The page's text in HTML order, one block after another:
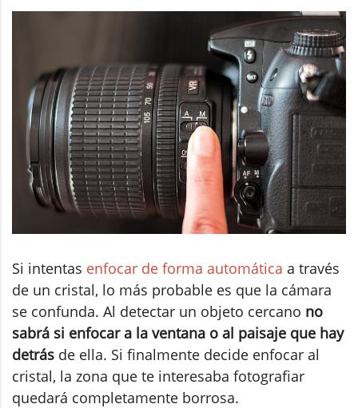
Si intentas enfocar de forma automática a través
de un cristal, lo más probable es que la cámara
se confunda. Al detectar un objeto cercano no
sabrá si enfocar a la ventana o al paisaje que hay
detrás de ella. Si finalmente decide enfocar al
cristal, la zona que te interesaba fotografiar
quedará completamente borrosa.